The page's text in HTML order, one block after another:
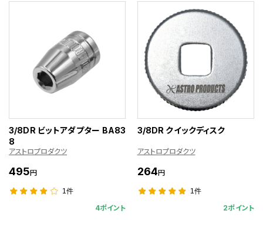
3/8DR ビットアダプター BA83
8
アストロプロダクツ
495円
1件
4ポイント
3/8DR クイックディスク
アストロプロダクツ
264円
1件
2ポイント